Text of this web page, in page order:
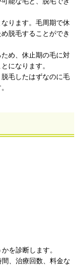
ります。毛周期で休
脱毛することができ
め、休止期の毛に対
になります。
毛したはずなのに毛
を診断します。
、治療回数、料金な